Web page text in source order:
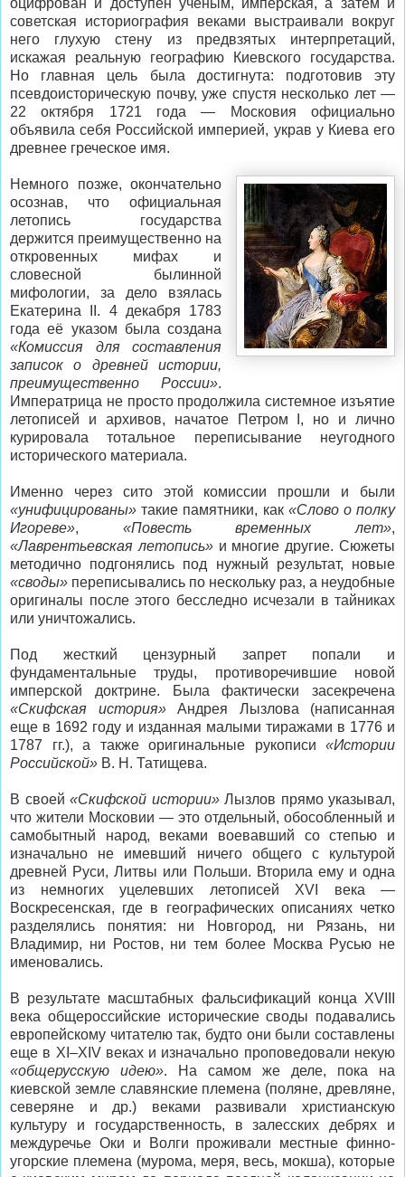
оцифрован и доступен ученым, имперская, а затем и
советская историография веками выстраивали вокруг
него глухую стену из предвзятых интерпретаций,
искажая реальную географию Киевского государства.
Но главная цель была достигнута: подготовив эту
псевдоисторическую почву, уже спустя несколько лет —
22 октября 1721 года — Московия официально
объявила себя Российской империей, украв у Киева его
древнее греческое имя.
Немного позже, окончательно
осознав, что официальная
летопись государства
держится преимущественно на
откровенных мифах и
словесной былинной
мифологии, за дело взялась
Екатерина II. 4 декабря 1783
года её указом была создана
«Комиссия для составления
записок о древней истории,
преимущественно России».
Императрица не просто продолжила системное изъятие
летописей и архивов, начатое Петром I, но и лично
курировала тотальное переписывание неугодного
исторического материала.
Именно через сито этой комиссии прошли и были
«унифицированы» такие памятники, как «Слово о полку
Игореве», «Повесть временных лет»,
«Лаврентьевская летопись»и многие другие. Сюжеты
методично подгонялись под нужный результат, новые
«своды» переписывались по нескольку раз, а неудобные
оригиналы после этого бесследно исчезали в тайниках
или уничтожались.
Под жесткий цензурный запрет попали и
фундаментальные труды, противоречившие новой
имперской доктрине. Была фактически засекречена
«Скифская история»Андрея Лызлова (написанная
еще в 1692 году и изданная малыми тиражами в 1776 и
1787 гг.), а также оригинальные рукописи «Истории
Российской» В. Н. Татищева.
В своей «Скифской истории»Лызлов прямо указывал,
что жители Московии — это отдельный, обособленный и
самобытный народ, веками воевавший со степью и
изначально не имевший ничего общего с культурой
древней Руси, Литвы или Польши. Вторила ему и одна
из немногих уцелевших летописей XVI века —
Воскресенская, где в географических описаниях четко
разделялись понятия: ни Новгород, ни Рязань, ни
Владимир, ни Ростов, ни тем более Москва Русью не
именовались.
В результате масштабных фальсификаций конца XVIII
века общероссийские исторические своды подавались
европейскому читателю так, будто они были составлены
еще в XI–XIV веках и изначально проповедовали некую
«общерусскую идею». На самом же деле, пока на
киевской земле славянские племена (поляне, древляне,
северяне и др.) веками развивали христианскую
культуру и государственность, в залесских дебрях и
междуречье Оки и Волги проживали местные финно-
угорские племена (мурома, меря, весь, мокша), которые